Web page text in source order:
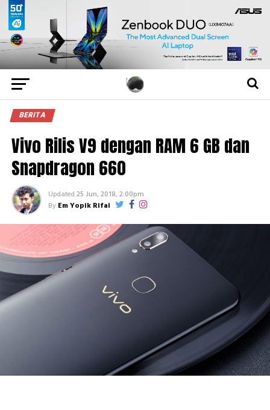
BERITA
Vivo Rilis V9 dengan RAM 6 GB dan
Snapdragon 660
Updated 25 Jun, 2018, 2:00pm
By Em Yopik Rifai